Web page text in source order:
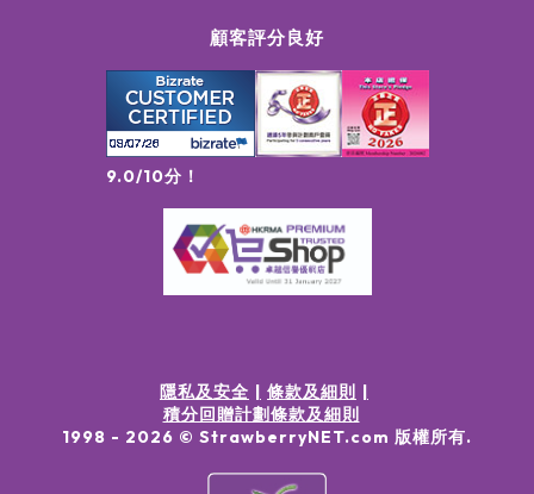
顧客評分良好
9.0/10分！
隱私及安全
條款及細則
積分回贈計劃條款及細則
1998 - 2026 © StrawberryNET.com 版權所有.